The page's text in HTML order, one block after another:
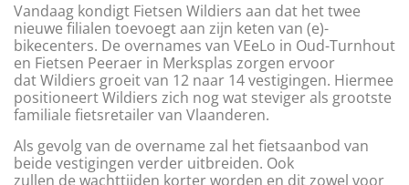
Vandaag kondigt Fietsen Wildiers aan dat het twee
nieuwe filialen toevoegt aan zijn keten van (e)-
bikecenters. De overnames van VEeLo in Oud-Turnhout
en Fietsen Peeraer in Merksplas zorgen ervoor
dat Wildiers groeit van 12 naar 14 vestigingen. Hiermee
positioneert Wildiers zich nog wat steviger als grootste
familiale fietsretailer van Vlaanderen.
Als gevolg van de overname zal het fietsaanbod van
beide vestigingen verder uitbreiden. Ook
zullen de wachttijden korter worden en dit zowel voor